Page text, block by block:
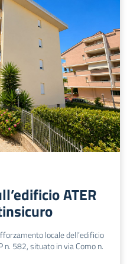
ATER
locale dell’edificio
n. 582, situato in via Como n.